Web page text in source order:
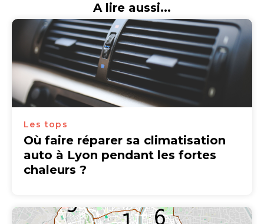
A lire aussi...
Les tops
Où faire réparer sa climatisation
auto à Lyon pendant les fortes
chaleurs ?